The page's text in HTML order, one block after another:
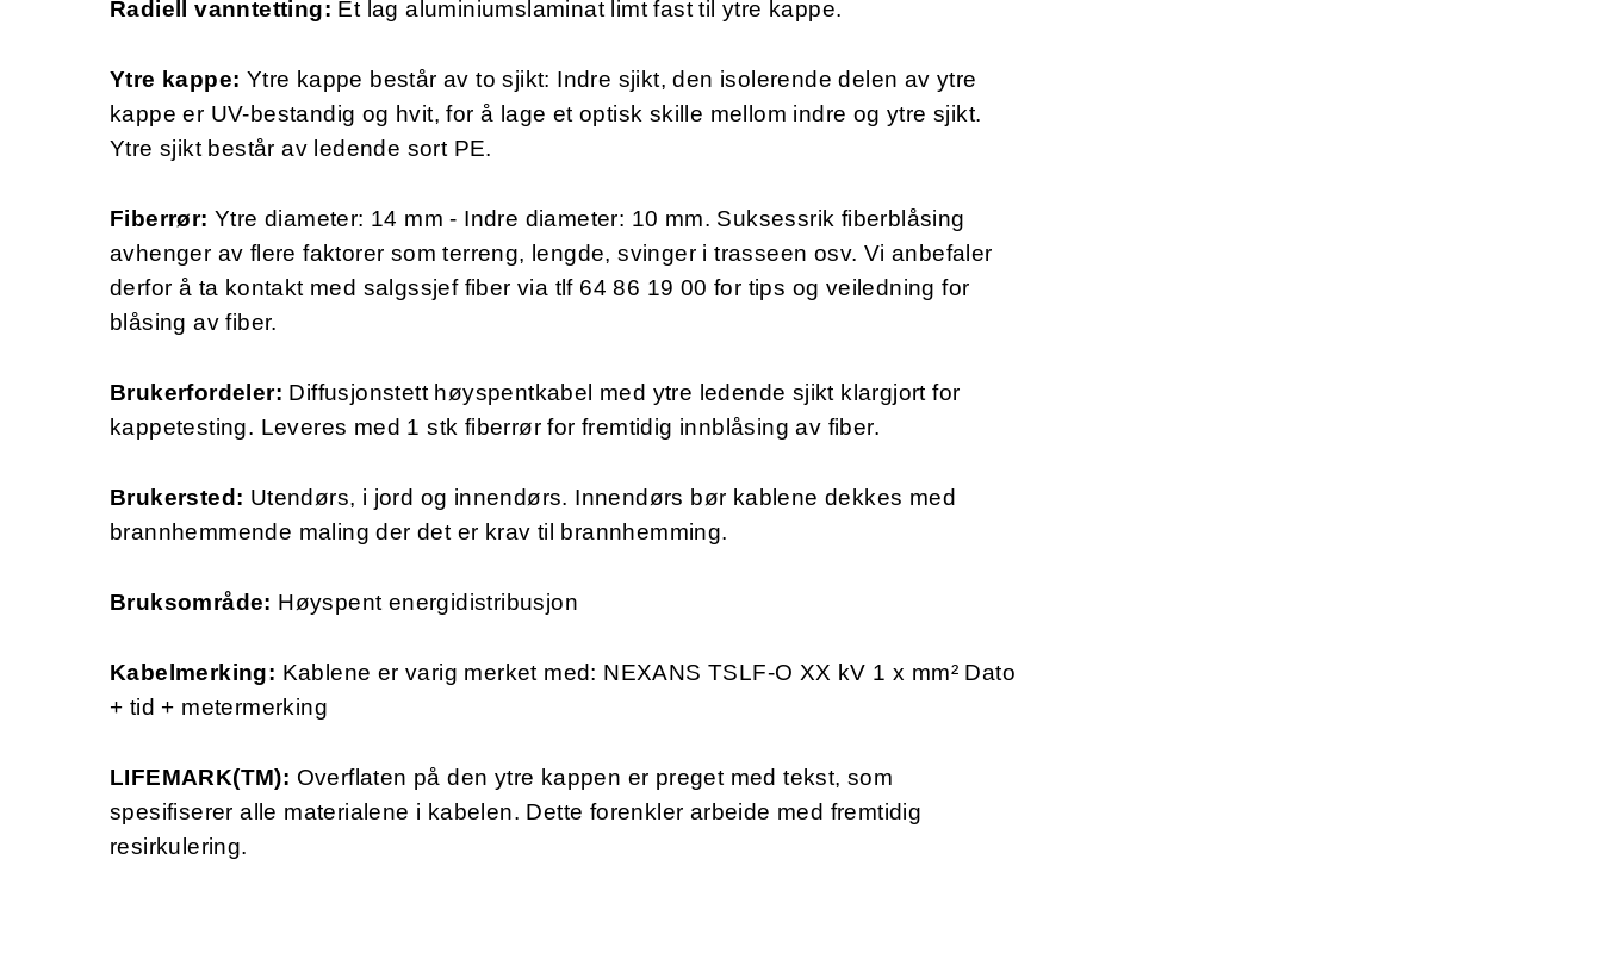
Radiell vanntetting: Et lag aluminiumslaminat limt fast til ytre kappe.
Ytre kappe: Ytre kappe består av to sjikt: Indre sjikt, den isolerende delen av ytre
kappe er UV-bestandig og hvit, for å lage et optisk skille mellom indre og ytre sjikt.
Ytre sjikt består av ledende sort PE.
Fiberrør: Ytre diameter: 14 mm - Indre diameter: 10 mm. Suksessrik fiberblåsing
avhenger av flere faktorer som terreng, lengde, svinger i trasseen osv. Vi anbefaler
derfor å ta kontakt med salgssjef fiber via tlf 64 86 19 00 for tips og veiledning for
blåsing av fiber.
Brukerfordeler: Diffusjonstett høyspentkabel med ytre ledende sjikt klargjort for
kappetesting. Leveres med 1 stk fiberrør for fremtidig innblåsing av fiber.
Brukersted: Utendørs, i jord og innendørs. Innendørs bør kablene dekkes med
brannhemmende maling der det er krav til brannhemming.
Bruksområde: Høyspent energidistribusjon
Kabelmerking: Kablene er varig merket med: NEXANS TSLF-O XX kV 1 x mm² Dato
+ tid + metermerking
LIFEMARK(TM): Overflaten på den ytre kappen er preget med tekst, som
spesifiserer alle materialene i kabelen. Dette forenkler arbeide med fremtidig
resirkulering.